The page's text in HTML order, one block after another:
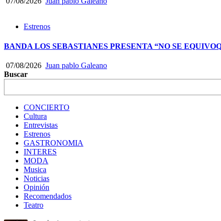
Estrenos
BANDA LOS SEBASTIANES PRESENTA “NO SE
07/08/2026 Juan pablo Galeano
Buscar
CONCIERTO
Cultura
Entrevistas
Estrenos
GASTRONOMIA
INTERES
MODA
Musica
Noticias
Opinión
Recomendados
Teatro